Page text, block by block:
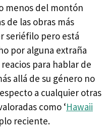
menos del montón
de las obras más
seriéfilo pero está
por alguna extraña
para hablar de
allá de su género no
a cualquier otras
como ‘Hawaii
reciente.